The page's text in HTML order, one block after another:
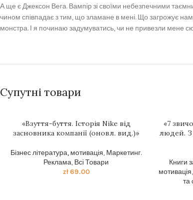
А ще є Джексон Вега. Вампір зі своїми небезпечними
чином співпадає з тим, що зламане в мені. Що загрожує
монстра. І я починаю задумуватись, чи не привезли мене
Супутні товари
«Взуття-буття. Історія Nike від
засновника компанії (оновл. вид.)»
Бізнес література, мотивація, Маркетинг.
Реклама, Всі Товари
zł69.00
«7
людей. З
Книги
мотивація,
та